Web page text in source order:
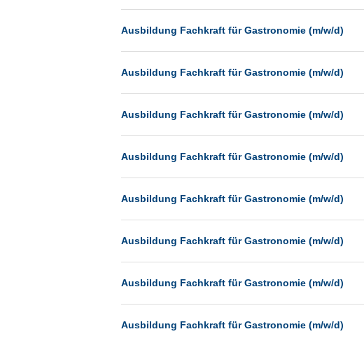
Hannover
Heilbronn
Hermsdorf
Hildesheim
Ingolstadt
Kassel
Landau
Mainz
Mannheim
München
Ausbildung Fachkraft für Gastronomie (m/w/d)
Ausbildung Fachkraft für Gastronomie (m/w/d)
Ausbildung Fachkraft für Gastronomie (m/w/d)
Ausbildung Fachkraft für Gastronomie (m/w/d)
Ausbildung Fachkraft für Gastronomie (m/w/d)
Ausbildung Fachkraft für Gastronomie (m/w/d)
Ausbildung Fachkraft für Gastronomie (m/w/d)
Ausbildung Fachkraft für Gastronomie (m/w/d)